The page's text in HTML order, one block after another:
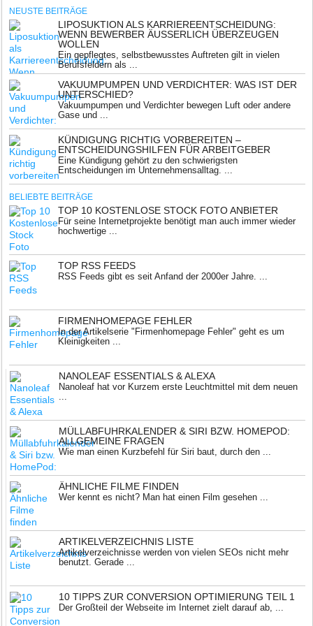
NEUSTE BEITRÄGE
LIPOSUKTION ALS KARRIEREENTSCHEIDUNG:
WENN BEWERBER ÄUSSERLICH ÜBERZEUGEN W
OLLEN
Ein gepflegtes, selbstbewusstes Auftreten gilt in vielen
Berufsfeldern als ...
VAKUUMPUMPEN UND VERDICHTER: WAS IST DER
UNTERSCHIED?
Vakuumpumpen und Verdichter bewegen Luft oder andere
Gase und ...
KÜNDIGUNG RICHTIG VORBEREITEN –
ENTSCHEIDUNGSHILFEN FÜR ARBEITGEBER
Eine Kündigung gehört zu den schwierigsten
Entscheidungen im Unternehmensalltag. ...
BELIEBTE BEITRÄGE
TOP 10 KOSTENLOSE STOCK FOTO ANBIETER
Für seine Internetprojekte benötigt man auch immer wieder
hochwertige ...
TOP RSS FEEDS
RSS Feeds gibt es seit Anfand der 2000er Jahre. ...
FIRMENHOMEPAGE FEHLER
In der Artikelserie "Firmenhomepage Fehler" geht es um
Kleinigkeiten ...
NANOLEAF ESSENTIALS & ALEXA
Nanoleaf hat vor Kurzem erste Leuchtmittel mit dem neuen
...
MÜLLABFUHRKALENDER & SIRI BZW. HOMEPOD:
ALLGEMEINE FRAGEN
Wie man einen Kurzbefehl für Siri baut, durch den ...
ÄHNLICHE FILME FINDEN
Wer kennt es nicht? Man hat einen Film gesehen ...
ARTIKELVERZEICHNIS LISTE
Artikelverzeichnisse werden von vielen SEOs nicht mehr
benutzt. Gerade ...
10 TIPPS ZUR CONVERSION OPTIMIERUNG TEIL 1
Der Großteil der Webseite im Internet zielt darauf ab, ...